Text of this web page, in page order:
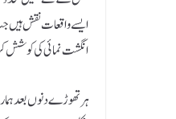
ایسے واقعات نقش ہیں
انگشت نمائی کی کوشش
ہر تھوڑے دنوں بعد